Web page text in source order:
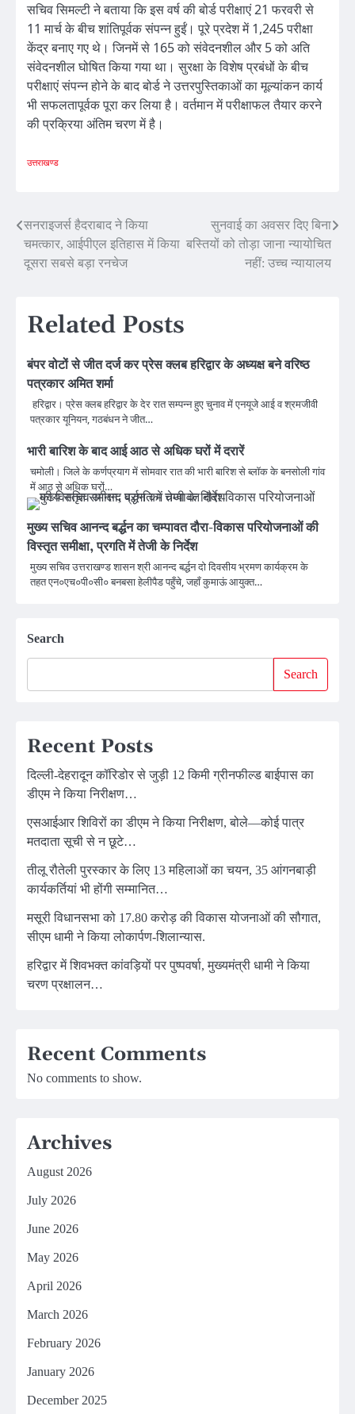
सचिव सिमल्टी ने बताया कि इस वर्ष की बोर्ड परीक्षाएं 21 फरवरी से
11 मार्च के बीच शांतिपूर्वक संपन्न हुईं। पूरे प्रदेश में 1,245 परीक्षा
केंद्र बनाए गए थे। जिनमें से 165 को संवेदनशील और 5 को अति
संवेदनशील घोषित किया गया था। सुरक्षा के विशेष प्रबंधों के बीच
परीक्षाएं संपन्न होने के बाद बोर्ड ने उत्तरपुस्तिकाओं का मूल्यांकन कार्य
भी सफलतापूर्वक पूरा कर लिया है। वर्तमान में परीक्षाफल तैयार करने
की प्रक्रिया अंतिम चरण में है।
उत्तराखण्ड
Post
navigation
सनराइजर्स हैदराबाद ने किया
चमत्कार, आईपीएल इतिहास में किया
दूसरा सबसे बड़ा रनचेज
सुनवाई का अवसर दिए बिना
बस्तियों को तोड़ा जाना न्यायोचित
नहीं: उच्च न्यायालय
Related Posts
बंपर वोटों से जीत दर्ज कर प्रेस क्लब हरिद्वार के अध्यक्ष बने वरिष्ठ
पत्रकार अमित शर्मा
हरिद्वार। प्रेस क्लब हरिद्वार के देर रात सम्पन्न हुए चुनाव में एनयूजे आई व श्रमजीवी
पत्रकार यूनियन, गठबंधन ने जीत…
भारी बारिश के बाद आई आठ से अधिक घरों में दरारें
चमोली। जिले के कर्णप्रयाग में सोमवार रात की भारी बारिश से ब्लॉक के बनसोली गांव
में आठ से अधिक घरों…
मुख्य सचिव आनन्द बर्द्धन का चम्पावत दौरा-विकास परियोजनाओं की
विस्तृत समीक्षा, प्रगति में तेजी के निर्देश
मुख्य सचिव उत्तराखण्ड शासन श्री आनन्द बर्द्धन दो दिवसीय भ्रमण कार्यक्रम के
तहत एन०एच०पी०सी० बनबसा हेलीपैड पहुँचे, जहाँ कुमाऊं आयुक्त…
Search
Search
Recent Posts
दिल्ली-देहरादून कॉरिडोर से जुड़ी 12 किमी ग्रीनफील्ड बाईपास का
डीएम ने किया निरीक्षण…
एसआईआर शिविरों का डीएम ने किया निरीक्षण, बोले—कोई पात्र
मतदाता सूची से न छूटे…
तीलू रौतेली पुरस्कार के लिए 13 महिलाओं का चयन, 35 आंगनबाड़ी
कार्यकर्तियां भी होंगी सम्मानित…
मसूरी विधानसभा को 17.80 करोड़ की विकास योजनाओं की सौगात,
सीएम धामी ने किया लोकार्पण-शिलान्यास.
हरिद्वार में शिवभक्त कांवड़ियों पर पुष्पवर्षा, मुख्यमंत्री धामी ने किया
चरण प्रक्षालन…
Recent Comments
No comments to show.
Archives
August 2026
July 2026
June 2026
May 2026
April 2026
March 2026
February 2026
January 2026
December 2025